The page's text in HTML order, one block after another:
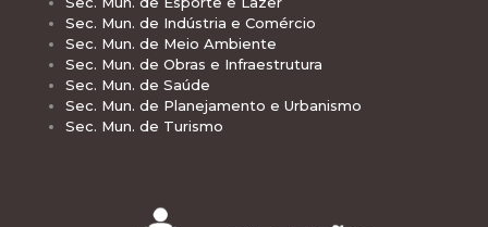
Sec. Mun. de Indústria e Comércio
Sec. Mun. de Meio Ambiente
Sec. Mun. de Obras e Infraestrutura
Sec. Mun. de Saúde
Sec. Mun. de Planejamento e Urbanismo
Sec. Mun. de Turismo